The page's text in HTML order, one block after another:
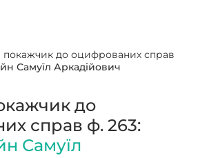
покажчик до оцифрованих справ
Самуїл Аркадійович
до
справ ф. 263:
Самуїл